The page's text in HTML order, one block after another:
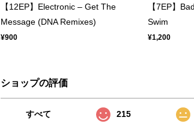
【12EP】Electronic ‎– Get The
Message (DNA Remixes)
¥900
【7EP】
Swim
¥1,200
ショップの評価
すべて 215